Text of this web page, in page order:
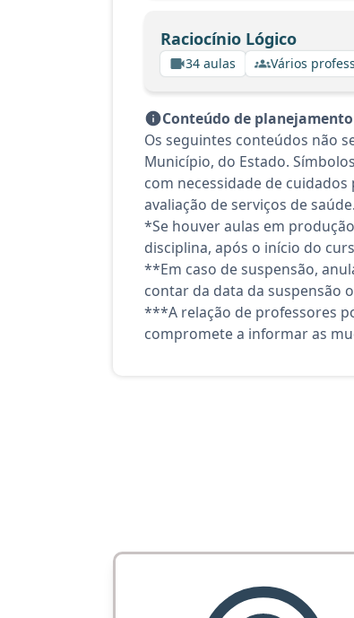
Raciocínio Lógico
34 aulas Vários
Conteúdo de planejamento
Os seguintes conteúdos não
Município, do Estado.
com necessidade de
avaliação de serviços de saúde.
*Se houver aulas em
disciplina, após o início do
**Em caso de suspensão,
contar da data da suspensão
***A relação de professores
compromete a informar as